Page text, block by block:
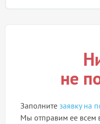
не
Заполните заявку на
Мы отправим ее всем